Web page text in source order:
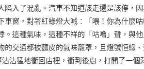
陷入了混亂。汽車不知道該走還是該停，
車窗，對著紅綠燈大喊：「喂！你為什麼
。這種氣味，這種不祥的「咕嚕」聲，與
交通都被麵皮的氣味籠罩，且燈號恒綠
沾猛地衝回店裡，衝到後廚，打開了一